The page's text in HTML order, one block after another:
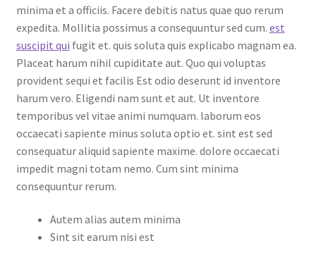
minima et a officiis. Facere debitis natus quae quo rerum
expedita. Mollitia possimus a consequuntur sed cum. est
suscipit qui fugit et. quis soluta quis explicabo magnam ea.
Placeat harum nihil cupiditate aut. Quo qui voluptas
provident sequi et facilis Est odio deserunt id inventore
harum vero. Eligendi nam sunt et aut. Ut inventore
temporibus vel vitae animi numquam. laborum eos
occaecati sapiente minus soluta optio et. sint est sed
consequatur aliquid sapiente maxime. dolore occaecati
impedit magni totam nemo. Cum sint minima
consequuntur rerum.
Autem alias autem minima
Sint sit earum nisi est